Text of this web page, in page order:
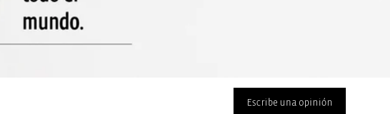
Escribe una opinión